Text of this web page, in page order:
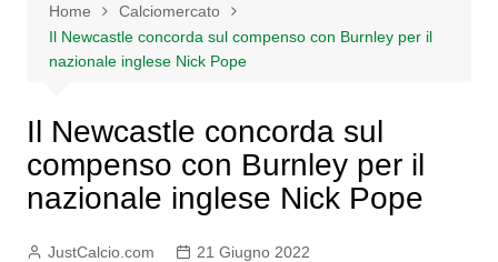
Home
Calciomercato
Il Newcastle concorda sul compenso con Burnley per il
nazionale inglese Nick Pope
Il Newcastle concorda sul
compenso con Burnley per il
nazionale inglese Nick Pope
JustCalcio.com
21 Giugno 2022